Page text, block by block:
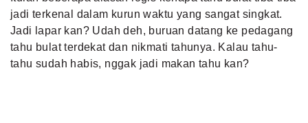
jadi terkenal dalam kurun waktu yang sangat singkat.
Jadi lapar kan? Udah deh, buruan datang ke pedagang
tahu bulat terdekat dan nikmati tahunya. Kalau tahu-
tahu sudah habis, nggak jadi makan tahu kan?